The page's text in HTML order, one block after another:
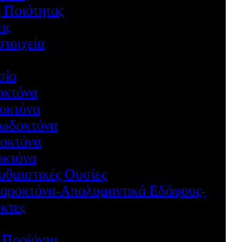
Ουσίες
Απολυμαντικά Εδάφους-